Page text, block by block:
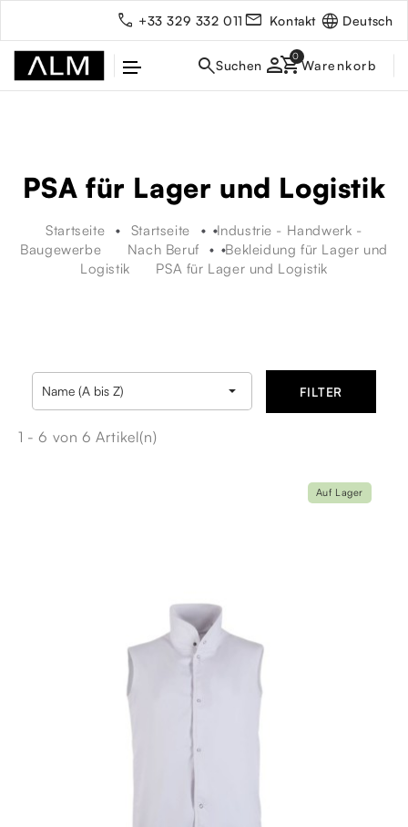
+33 329 332 011 Kontakt Deutsch
person
PSA für Lager und Logistik
Startseite Startseite
Industrie - Handwerk -
Baugewerbe
Nach Beruf
Bekleidung für Lager und
Logistik
PSA für Lager und Logistik
Name (A bis Z)  FILTER
1 - 6 von 6 Artikel(n)
Auf Lager